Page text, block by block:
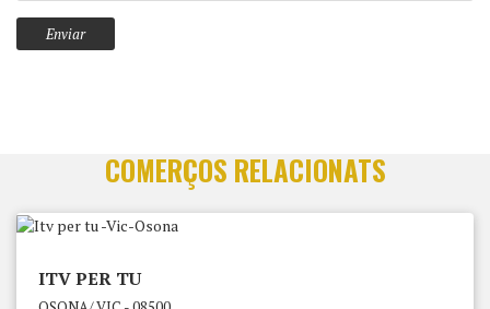
COMERÇOS RELACIONATS
ITV PER TU